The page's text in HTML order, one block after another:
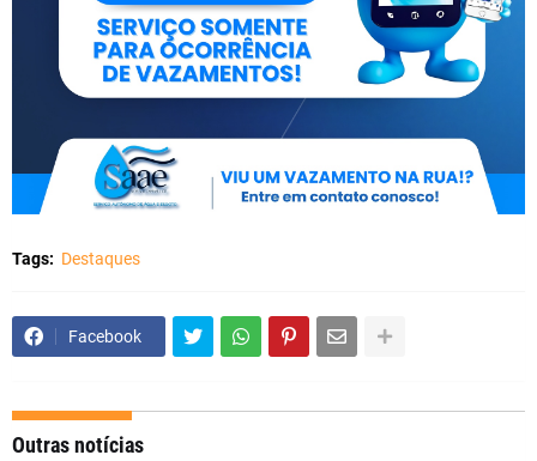
Tags: Destaques
Facebook
Outras notícias